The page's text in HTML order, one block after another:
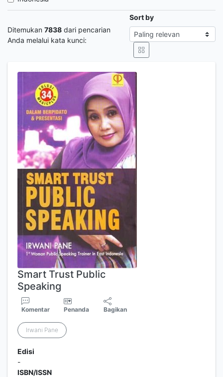
Ditemukan 7838 dari pencarian
Anda melalui kata kunci:
Sort by
Smart Trust Public
Speaking
Komentar Penanda Bagikan
Irwani Pane
Edisi
-
ISBN/ISSN